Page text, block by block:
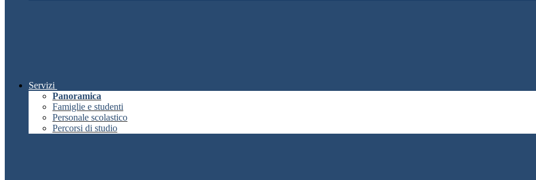
Servizi
Panoramica
Famiglie e studenti
Personale scolastico
Percorsi di studio